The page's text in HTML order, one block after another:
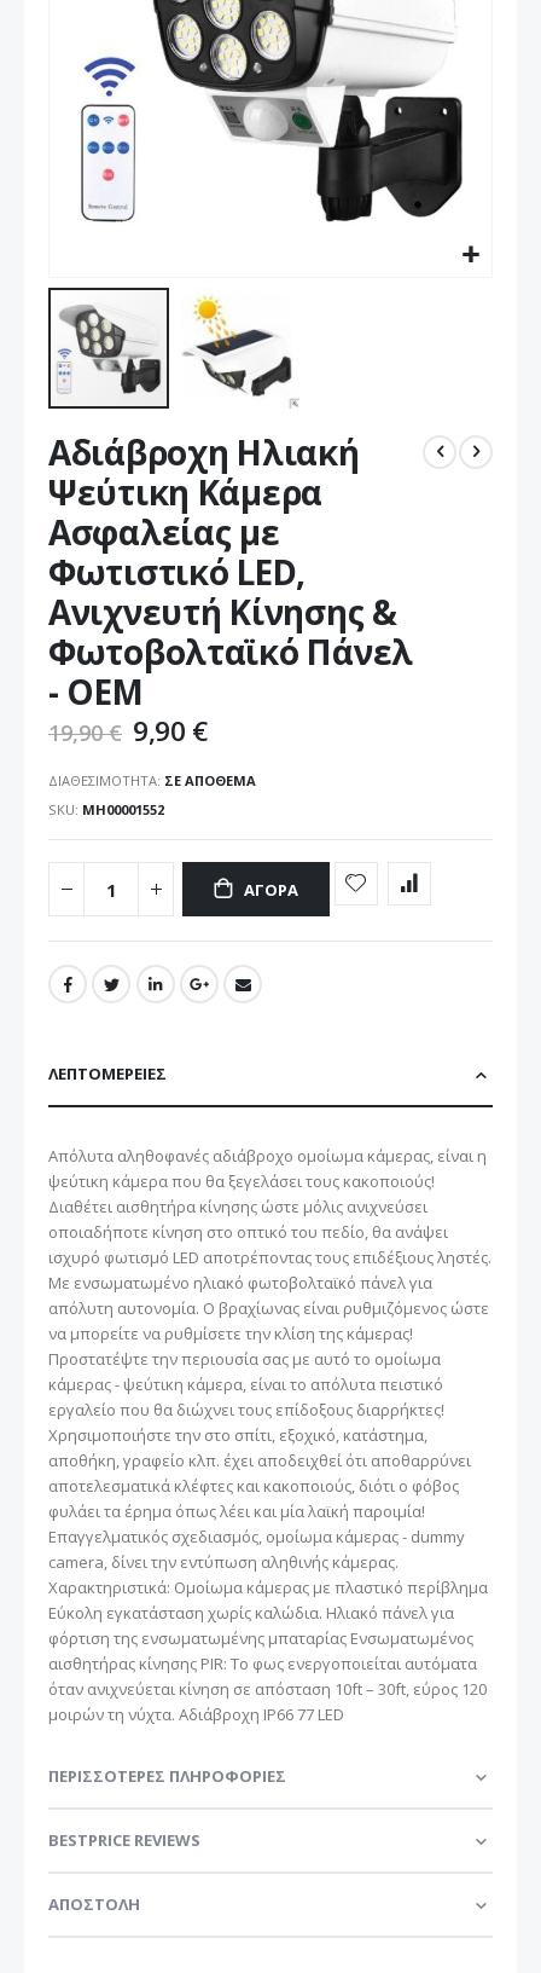
στην
αρχή
της
συλλογής
εικόνων
Αδιάβροχη Ηλιακή
Ψεύτικη Κάμερα
Ασφαλείας με
Φωτιστικό LED,
Ανιχνευτή Κίνησης &
Φωτοβολταϊκό Πάνελ
- ΟΕΜ
19,90 € 9,90 €
ΔΙΑΘΕΣΙΜΌΤΗΤΑ: ΣΕ ΑΠΌΘΕΜΑ
SKU ΜΗ00001552
ΑΓΟΡΆ
ΛΕΠΤΟΜΈΡΕΙΕΣ
Απόλυτα αληθοφανές αδιάβροχο ομοίωμα κάμερας, είναι η
ψεύτικη κάμερα που θα ξεγελάσει τους κακοποιούς!
Διαθέτει αισθητήρα κίνησης ώστε μόλις ανιχνεύσει
οποιαδήποτε κίνηση στο οπτικό του πεδίο, θα ανάψει
ισχυρό φωτισμό LED αποτρέποντας τους επιδέξιους ληστές.
Με ενσωματωμένο ηλιακό φωτοβολταϊκό πάνελ για
απόλυτη αυτονομία. Ο βραχίωνας είναι ρυθμιζόμενος ώστε
να μπορείτε να ρυθμίσετε την κλίση της κάμερας!
Προστατέψτε την περιουσία σας με αυτό το ομοίωμα
κάμερας - ψεύτικη κάμερα, είναι το απόλυτα πειστικό
εργαλείο που θα διώχνει τους επίδοξους διαρρήκτες!
Χρησιμοποιήστε την στο σπίτι, εξοχικό, κατάστημα,
αποθήκη, γραφείο κλπ. έχει αποδειχθεί ότι αποθαρρύνει
αποτελεσματικά κλέφτες και κακοποιούς, διότι ο φόβος
φυλάει τα έρημα όπως λέει και μία λαϊκή παροιμία!
Επαγγελματικός σχεδιασμός, ομοίωμα κάμερας - dummy
camera, δίνει την εντύπωση αληθινής κάμερας.
Χαρακτηριστικά: Ομοίωμα κάμερας με πλαστικό περίβλημα
Εύκολη εγκατάσταση χωρίς καλώδια. Ηλιακό πάνελ για
φόρτιση της ενσωματωμένης μπαταρίας Ενσωματωμένος
αισθητήρας κίνησης PIR: Το φως ενεργοποιείται αυτόματα
όταν ανιχνεύεται κίνηση σε απόσταση 10ft – 30ft, εύρος 120
μοιρών τη νύχτα. Αδιάβροχη IP66 77 LED
ΠΕΡΙΣΣΌΤΕΡΕΣ ΠΛΗΡΟΦΟΡΊΕΣ
BESTPRICE REVIEWS
ΑΠΟΣΤΟΛΗ